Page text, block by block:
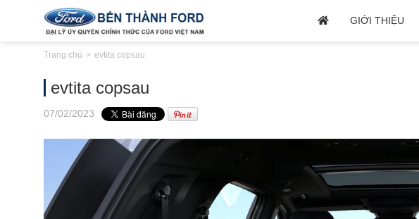
GIỚI THIỆU
Trang chủ evtita copsau
evtita copsau
07/02/2023